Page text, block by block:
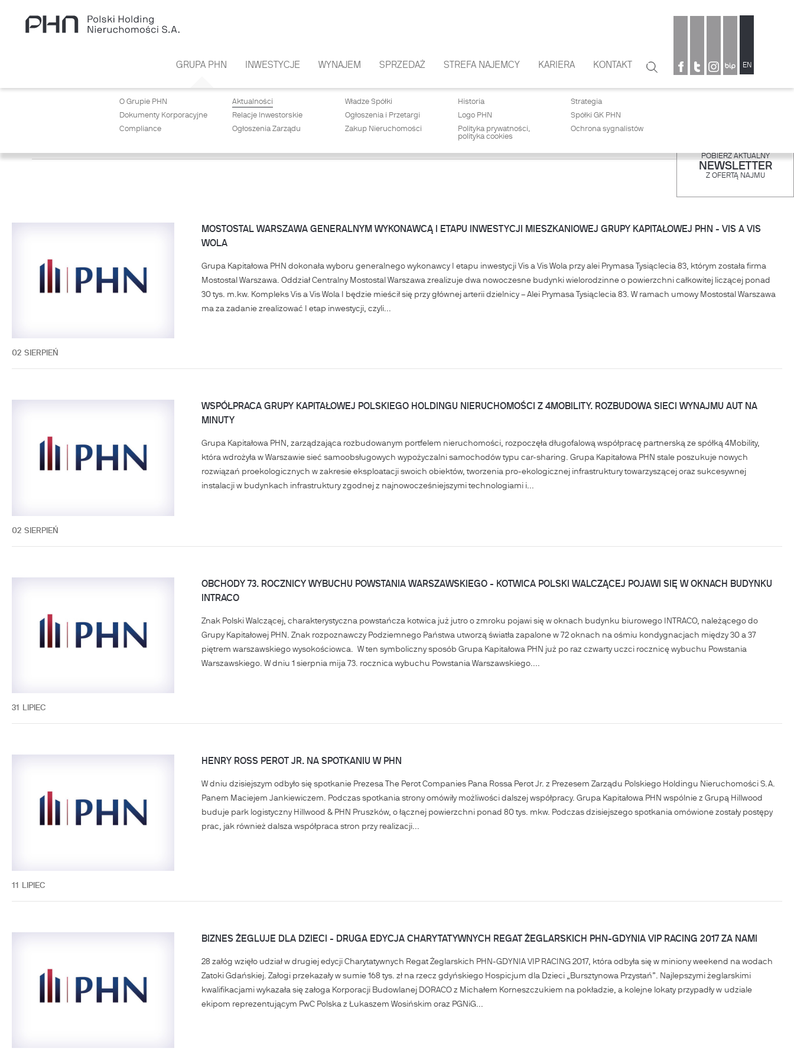
POBIERZ AKTUALNY
NEWSLETTER
Z OFERTĄ NAJMU
GRUPA PHN
O Grupie PHN Aktualności Władze Spółki Historia
Strategia
Dokumenty Korporacyjne
Relacje Inwestorskie Ogłoszenia i Przetargi Logo PHN
Spółki GK PHN
Compliance
Ogłoszenia Zarządu Zakup Nieruchomości
Polityka prywatności,
polityka cookies
Ochrona sygnalistów
INWESTYCJE WYNAJEM SPRZEDAŻ STREFA NAJEMCY KARIERA KONTAKT
Formularz
wyszukiwania
Szukaj EN
02 SIERPIEŃ
MOSTOSTAL WARSZAWA GENERALNYM WYKONAWCĄ I ETAPU INWESTYCJI MIESZKANIOWEJ GRUPY KAPITAŁOWEJ PHN - VIS A VIS
WOLA
Grupa Kapitałowa PHN dokonała wyboru generalnego wykonawcy I etapu inwestycji Vis a Vis Wola przy alei Prymasa Tysiąclecia 83, którym została firma
Mostostal Warszawa. Oddział Centralny Mostostal Warszawa zrealizuje dwa nowoczesne budynki wielorodzinne o powierzchni całkowitej liczącej ponad
30 tys. m.kw. Kompleks Vis a Vis Wola I będzie mieścił się przy głównej arterii dzielnicy – Alei Prymasa Tysiąclecia 83. W ramach umowy Mostostal Warszawa
ma za zadanie zrealizować I etap inwestycji, czyli...
02 SIERPIEŃ
WSPÓŁPRACA GRUPY KAPITAŁOWEJ POLSKIEGO HOLDINGU NIERUCHOMOŚCI Z 4MOBILITY. ROZBUDOWA SIECI WYNAJMU AUT NA
MINUTY
Grupa Kapitałowa PHN, zarządzająca rozbudowanym portfelem nieruchomości, rozpoczęła długofalową współpracę partnerską ze spółką 4Mobility,
która wdrożyła w Warszawie sieć samoobsługowych wypożyczalni samochodów typu car-sharing. Grupa Kapitałowa PHN stale poszukuje nowych
rozwiązań proekologicznych w zakresie eksploatacji swoich obiektów, tworzenia pro-ekologicznej infrastruktury towarzyszącej oraz sukcesywnej
instalacji w budynkach infrastruktury zgodnej z najnowocześniejszymi technologiami i...
31 LIPIEC
OBCHODY 73. ROCZNICY WYBUCHU POWSTANIA WARSZAWSKIEGO - KOTWICA POLSKI WALCZĄCEJ POJAWI SIĘ W OKNACH BUDYNKU
INTRACO
Znak Polski Walczącej, charakterystyczna powstańcza kotwica już jutro o zmroku pojawi się w oknach budynku biurowego INTRACO, należącego do
Grupy Kapitałowej PHN. Znak rozpoznawczy Podziemnego Państwa utworzą światła zapalone w 72 oknach na ośmiu kondygnacjach między 30 a 37
piętrem warszawskiego wysokościowca. W ten symboliczny sposób Grupa Kapitałowa PHN już po raz czwarty uczci rocznicę wybuchu Powstania
Warszawskiego. W dniu 1 sierpnia mija 73. rocznica wybuchu Powstania Warszawskiego....
11 LIPIEC
HENRY ROSS PEROT JR. NA SPOTKANIU W PHN
W dniu dzisiejszym odbyło się spotkanie Prezesa The Perot Companies Pana Rossa Perot Jr. z Prezesem Zarządu Polskiego Holdingu Nieruchomości S.A.
Panem Maciejem Jankiewiczem. Podczas spotkania strony omówiły możliwości dalszej współpracy. Grupa Kapitałowa PHN wspólnie z Grupą Hillwood
buduje park logistyczny Hillwood & PHN Pruszków, o łącznej powierzchni ponad 80 tys. mkw. Podczas dzisiejszego spotkania omówione zostały postępy
prac, jak również dalsza współpraca stron przy realizacji...
BIZNES ŻEGLUJE DLA DZIECI - DRUGA EDYCJA CHARYTATYWNYCH REGAT ŻEGLARSKICH PHN-GDYNIA VIP RACING 2017 ZA NAMI
28 załóg wzięło udział w drugiej edycji Charytatywnych Regat Żeglarskich PHN-GDYNIA VIP RACING 2017, która odbyła się w miniony weekend na wodach
Zatoki Gdańskiej. Załogi przekazały w sumie 168 tys. zł na rzecz gdyńskiego Hospicjum dla Dzieci „Bursztynowa Przystań”. Najlepszymi żeglarskimi
kwalifikacjami wykazała się załoga Korporacji Budowlanej DORACO z Michałem Korneszczukiem na pokładzie, a kolejne lokaty przypadły w udziale
ekipom reprezentującym PwC Polska z Łukaszem Wosińskim oraz PGNiG...